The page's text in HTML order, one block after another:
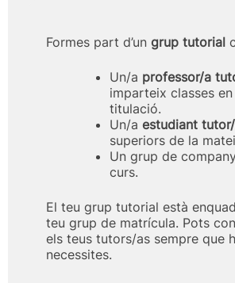
Formes part d’un grup tutorial
Un/a professor/a
imparteix classes
titulació.
Un/a estudiant
superiors de la
Un grup de
curs.
El teu grup tutorial està
teu grup de matrícula. Pots
els teus tutors/as sempre que
necessites.